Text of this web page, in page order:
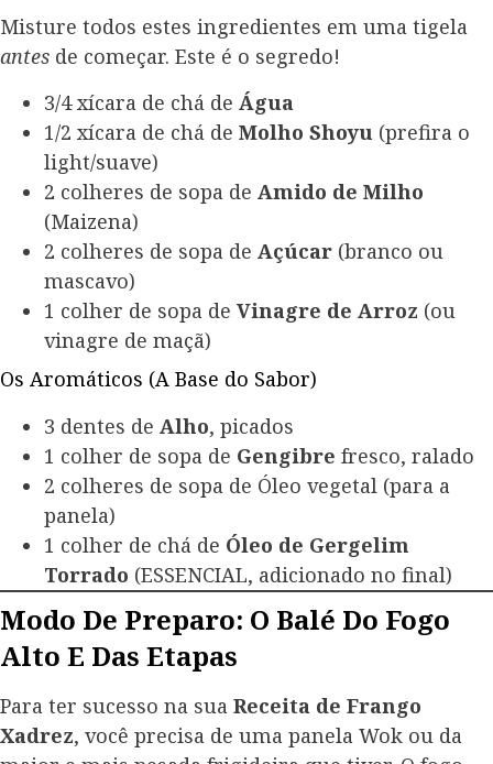
Misture todos estes ingredientes em uma tigela
antes de começar. Este é o segredo!
3/4 xícara de chá de Água
1/2 xícara de chá de Molho Shoyu (prefira o
light/suave)
2 colheres de sopa de Amido de Milho
(Maizena)
2 colheres de sopa de Açúcar (branco ou
mascavo)
1 colher de sopa de Vinagre de Arroz (ou
vinagre de maçã)
Os Aromáticos (A Base do Sabor)
3 dentes de Alho, picados
1 colher de sopa de Gengibre fresco, ralado
2 colheres de sopa de Óleo vegetal (para a
panela)
1 colher de chá de Óleo de Gergelim
Torrado (ESSENCIAL, adicionado no final)
Modo De Preparo: O Balé Do Fogo
Alto E Das Etapas
Para ter sucesso na sua Receita de Frango
Xadrez, você precisa de uma panela Wok ou da